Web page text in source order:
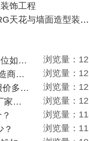
饰工程
罗浮宫家居艺术中心（广州）GRG天花与墙面造型装饰工程
淄博专业GRG设计材料厂收费价位如何？
浏览量：
珠海1443米²grg造型设计顶尖制造商付费付费多少？
浏览量：
重庆3217平方米GRG设计费用报价多少？
浏览量：
滨州1217平方grg设计顶尖生产厂家价目如何？
浏览量：
浏览量：
浏览量：